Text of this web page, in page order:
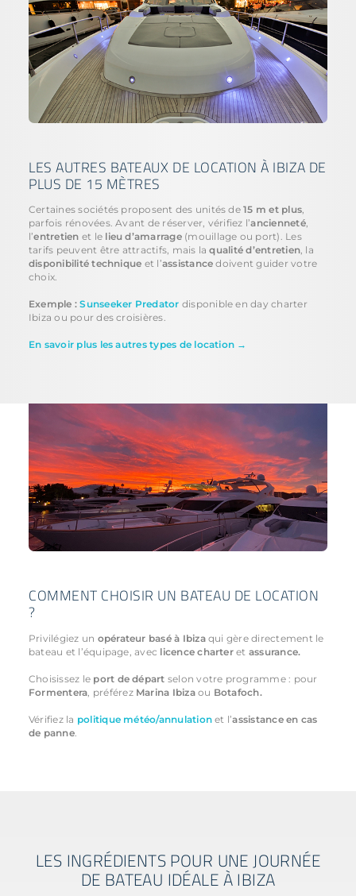
LES AUTRES BATEAUX DE LOCATION À IBIZA DE
PLUS DE 15 MÈTRES
Certaines sociétés proposent des unités de15 m et plus,
parfois rénovées. Avant de réserver, vérifiez l’ancienneté,
l’entretien et le lieu d’amarrage(mouillage ou port). Les
tarifs peuvent être attractifs, mais laqualité d’entretien, la
disponibilité technique et l’assistance doivent guider votre
choix.
Exemple : Sunseeker Predator disponible en day charter
Ibiza ou pour des croisières.
En savoir plus les autres types de location →
COMMENT CHOISIR UN BATEAU DE LOCATION
?
Privilégiez un opérateur basé à Ibizaqui gère directement le
bateau et l’équipage, avec licence charteret assurance.
Choisissez le port de départ selon votre programme : pour
Formentera , préférez Marina Ibizaou Botafoch.
Vérifiez la politique météo/annulation et l’assistance en cas
de panne.
LES INGRÉDIENTS POUR UNE JOURNÉE
DE BATEAU IDÉALE À IBIZA